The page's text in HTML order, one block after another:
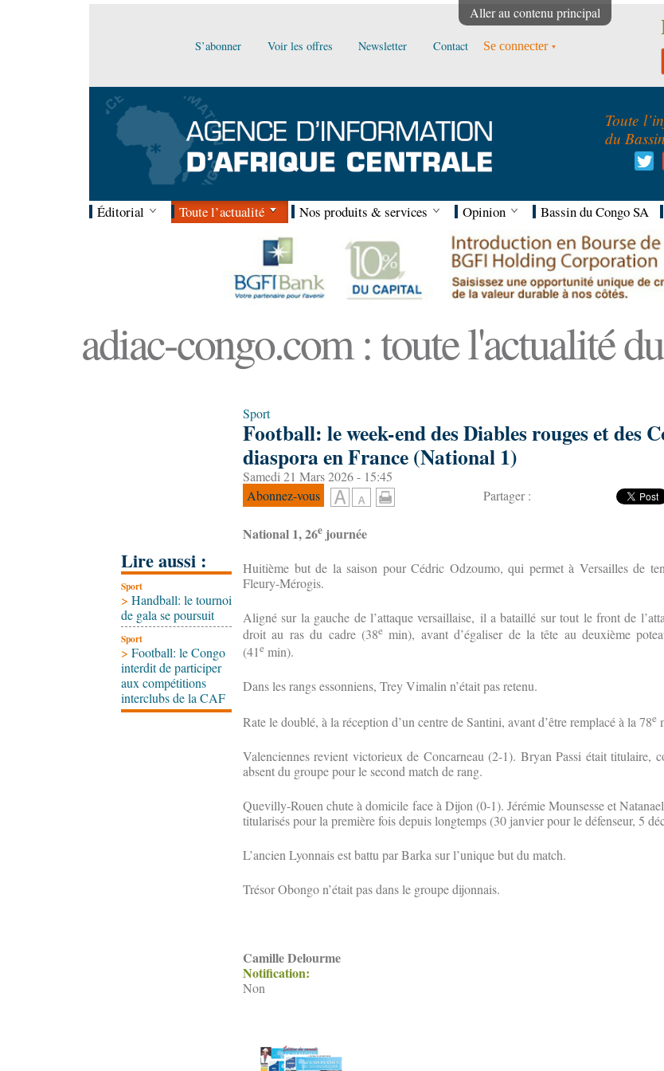
Aller au contenu principal
S’abonner Voir les offres Newsletter Contact Se connecter
Toute
du
Éditorial Toute l’actualité Nos produits & services Opinion Bassin du Congo SA
adiac-congo.com : toute l'actualité
Lire aussi :
Sport
> Handball: le tournoi
de gala se poursuit
Sport
> Football: le Congo
interdit de participer
aux compétitions
interclubs de la CAF
Sport
Football: le week-end des Diables rouges et des
diaspora en France (National 1)
Samedi 21 Mars 2026 - 15:45
Abonnez-vous
Partager :
National 1, 26e journée
Huitième but de la saison pour Cédric Odzoumo, qui permet à Versailles de
Fleury-Mérogis.
Aligné sur la gauche de l’attaque versaillaise, il a bataillé sur tout le front de
droit au ras du cadre (38emin), avant d’égaliser de la tête au deuxième
(41e min).
Dans les rangs essonniens, Trey Vimalin n’était pas retenu.
Rate le doublé, à la réception d’un centre de Santini, avant d’être remplacé à la 78e
Valenciennes revient victorieux de Concarneau (2-1). Bryan Passi était titulaire,
absent du groupe pour le second match de rang.
Quevilly-Rouen chute à domicile face à Dijon (0-1). Jérémie Mounsesse et
titularisés pour la première fois depuis longtemps (30 janvier pour le défenseur, 5
L’ancien Lyonnais est battu par Barka sur l’unique but du match.
Trésor Obongo n’était pas dans le groupe dijonnais.
Camille Delourme
Notification:
Non